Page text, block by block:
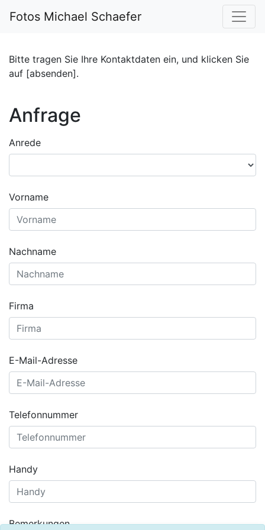
Fotos Michael Schaefer
Bitte tragen Sie Ihre Kontaktdaten ein, und klicken Sie
auf [absenden].
Anfrage
Anrede
Vorname
Nachname
Firma
E-Mail-Adresse
Telefonnummer
Handy
Bemerkungen